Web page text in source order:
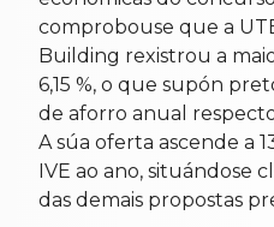
comprobouse que a
Building rexistrou a
6,15 %, o que supón
de aforro anual
A súa oferta ascende a
IVE ao ano, situándose
das demais propostas